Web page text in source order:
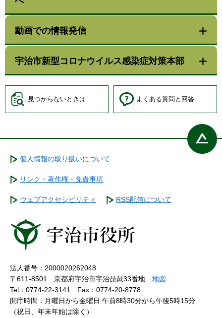
動画での情報発信
宇治市新型コロナウイルス感染症対策本部
見つからないときは よくある質問と回答
個人情報の取り扱いについて
リンク・著作権・免責事項
ウェブアクセシビリティ RSS配信について
法人番号：2000020262048
〒611-8501 京都府宇治市宇治琵琶33番地 地図
Tel：0774-22-3141
Fax：0774-20-8778
開庁時間：月曜日から金曜日 午前8時30分から午後5時15分
（祝日、年末年始は除く）